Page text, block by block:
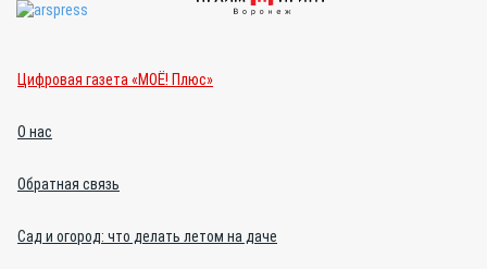
Цифровая газета «МОЁ! Плюс»
О нас
Обратная связь
Сад и огород: что делать летом на даче